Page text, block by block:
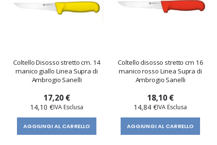
Coltello Disosso stretto cm. 14
manico giallo Linea Supra di
Ambrogio Sanelli
17,20 €
14,10 €
AGGIUNGI AL CARRELLO
Coltello disosso stretto cm 16
manico rosso Linea Supra di
Ambrogio Sanelli
18,10 €
14,84 €
AGGIUNGI AL CARRELLO